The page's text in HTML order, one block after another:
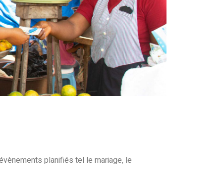
planifiés tel le mariage, le